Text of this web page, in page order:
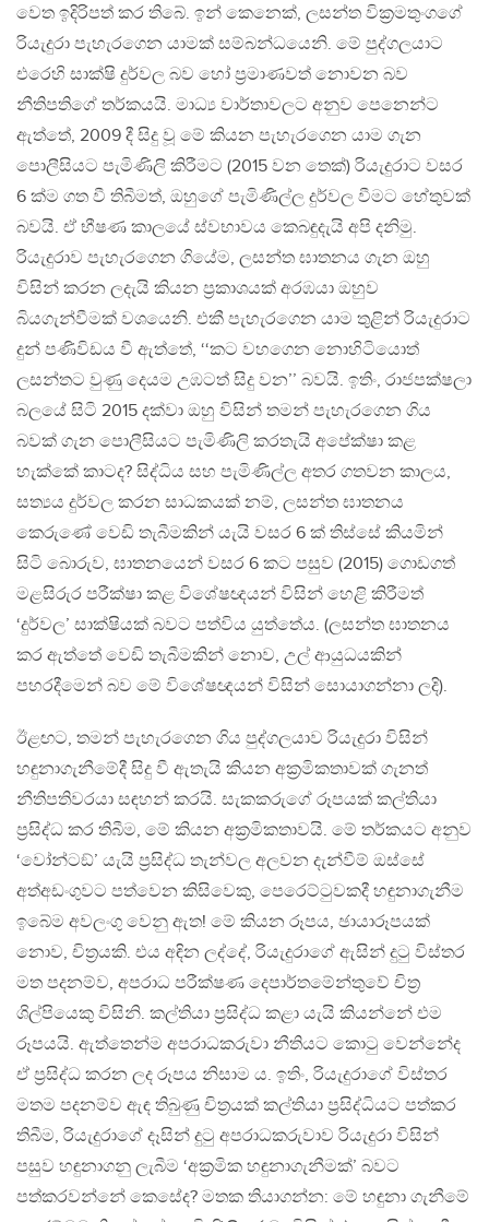
වෙත ඉදිරිපත් කර තිබේ. ඉන් කෙනෙක්, ලසන්ත වික්‍රමතුංගගේ
රියැදුරා පැහැරගෙන යාමක් සම්බන්ධයෙනි. මේ පුද්ගලයාට
එරෙහි සාක්ෂි දුර්වල බව හෝ ප්‍රමාණවත් නොවන බව
නීතිපතිගේ තර්කයයි. මාධ්‍ය වාර්තාවලට අනුව පෙනෙන්ට
ඇත්තේ, 2009 දී සිදු වූ මේ කියන පැහැරගෙන යාම ගැන
පොලීසියට පැමිණිලි කිරීමට (2015 වන තෙක්) රියැදුරාට වසර
6 ක්ම ගත වී තිබීමත්, ඔහුගේ පැමිණිල්ල දුර්වල වීමට හේතුවක්
බවයි. ඒ භීෂණ කාලයේ ස්වභාවය කෙබඳුදැයි අපි දනිමු.
රියැදුරාව පැහැරගෙන ගියේම, ලසන්ත ඝාතනය ගැන ඔහු
විසින් කරන ලදැයි කියන ප්‍රකාශයක් අරඹයා ඔහුව
බියගැන්වීමක් වශයෙනි. එකී පැහැරගෙන යාම තුළින් රියැදුරාට
දුන් පණිවිඩය වී ඇත්තේ, ‘‘කට වහගෙන නොහිටියොත්
ලසන්තට වුණු දෙයම උඹටත් සිදු වන’’ බවයි. ඉතිං, රාජපක්ෂලා
බලයේ සිටි 2015 දක්වා ඔහු විසින් තමන් පැහැරගෙන ගිය
බවක් ගැන පොලීසියට පැමිණිලි කරතැයි අපේක්ෂා කළ
හැක්කේ කාටද? සිද්ධිය සහ පැමිණිල්ල අතර ගතවන කාලය,
සත්‍යය දුර්වල කරන සාධකයක් නම්, ලසන්ත ඝාතනය
කෙරුණේ වෙඩි තැබීමකින් යැයි වසර 6 ක් තිස්සේ කියමින්
සිටි බොරුව, ඝාතනයෙන් වසර 6 කට පසුව (2015) ගොඩගත්
මළසිරුර පරීක්ෂා කළ විශේෂඥයන් විසින් හෙළි කිරීමත්
‘දුර්වල’ සාක්ෂියක් බවට පත්විය යුත්තේය. (ලසන්ත ඝාතනය
කර ඇත්තේ වෙඩි තැබීමකින් නොව, උල් ආයුධයකින්
පහරදීමෙන් බව මේ විශේෂඥයන් විසින් සොයාගන්නා ලදි).
ඊළඟට, තමන් පැහැරගෙන ගිය පුද්ගලයාව රියැදුරා විසින්
හඳුනාගැනීමේදී සිදු වී ඇතැයි කියන අක්‍රමිකතාවක් ගැනත්
නීතිපතිවරයා සඳහන් කරයි. සැකකරුගේ රූපයක් කල්තියා
ප්‍රසිද්ධ කර තිබීම, මේ කියන අක්‍රමිකතාවයි. මේ තර්කයට අනුව
‘වෝන්ටඞ්’ යැයි ප්‍රසිද්ධ තැන්වල අලවන දැන්වීම් ඔස්සේ
අත්අඩංගුවට පත්වෙන කිසිවෙකු, පෙරෙට්ටුවකදී හඳුනාගැනීම
ඉබේම අවලංගු වෙනු ඇත! මේ කියන රූපය, ඡායාරූපයක්
නොව, චිත්‍රයකි. එය අඳින ලද්දේ, රියැදුරාගේ ඇසින් දුටු විස්තර
මත පදනම්ව, අපරාධ පරීක්ෂණ දෙපාර්තමේන්තුවේ චිත්‍ර
ශිල්පියෙකු විසිනි. කල්තියා ප්‍රසිද්ධ කළා යැයි කියන්නේ එම
රූපයයි. ඇත්තෙන්ම අපරාධකරුවා නීතියට කොටු වෙන්නේද
ඒ ප්‍රසිද්ධ කරන ලද රූපය නිසාම ය. ඉතිං, රියැදුරාගේ විස්තර
මතම පදනම්ව ඇඳ තිබුණු චිත්‍රයක් කල්තියා ප්‍රසිද්ධියට පත්කර
තිබීම, රියැදුරාගේ දෑසින් දුටු අපරාධකරුවාව රියැදුරා විසින්
පසුව හඳුනාගනු ලැබීම ‘අක්‍රමික හඳුනාගැනීමක්’ බවට
පත්කරවන්නේ කෙසේද? මතක තියාගන්න: මේ හඳුනා ගැනීමේ